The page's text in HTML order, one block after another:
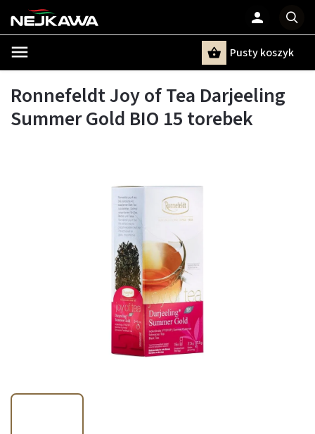
Pusty koszyk
Ronnefeldt Joy of Tea Darjeeling
Summer Gold BIO 15 torebek